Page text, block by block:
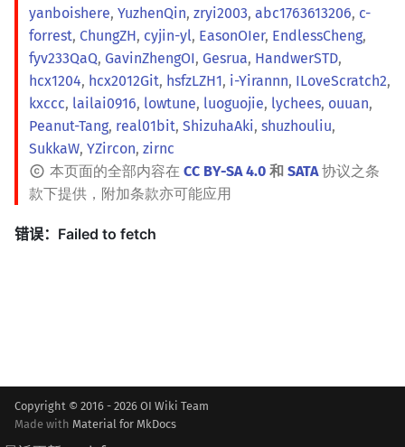
yanboishere, YuzhenQin, zryi2003, abc1763613206, c-
forrest, ChungZH, cyjin-yl, EasonOIer, EndlessCheng,
fyv233QaQ, GavinZhengOI, Gesrua, HandwerSTD,
hcx1204, hcx2012Git, hsfzLZH1, i-Yirannn, ILoveScratch2,
kxccc, lailai0916, lowtune, luoguojie, lychees, ouuan,
Peanut-Tang, real01bit, ShizuhaAki, shuzhouliu,
SukkaW, YZircon, zirnc
本页面的全部内容在 CC BY-SA 4.0 和 SATA协议之条
款下提供，附加条款亦可能应用
Copyright © 2016 - 2026 OI Wiki Team
Made with Material for MkDocs